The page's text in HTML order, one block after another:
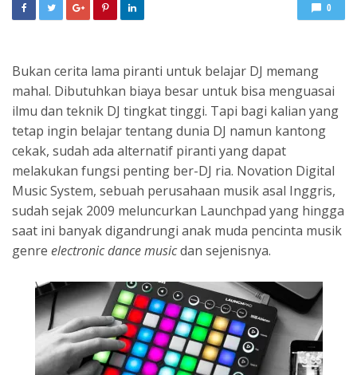
0
Bukan cerita lama piranti untuk belajar DJ memang
mahal. Dibutuhkan biaya besar untuk bisa menguasai
ilmu dan teknik DJ tingkat tinggi. Tapi bagi kalian yang
tetap ingin belajar tentang dunia DJ namun kantong
cekak, sudah ada alternatif piranti yang dapat
melakukan fungsi penting ber-DJ ria. Novation Digital
Music System, sebuah perusahaan musik asal Inggris,
sudah sejak 2009 meluncurkan Launchpad yang hingga
saat ini banyak digandrungi anak muda pencinta musik
genre electronic dance musicdan sejenisnya.